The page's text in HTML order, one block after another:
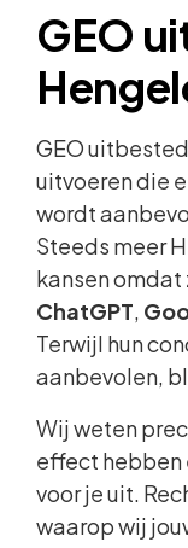
GEO
GEO
uitvoeren die
wordt
Steeds meer
kansen omdat
ChatGPT,
Terwijl hun
aanbevolen,
Wij weten
effect hebben
voor je uit.
waarop wij